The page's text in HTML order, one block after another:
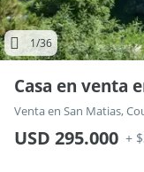
1/36
Casa en venta
Venta en San Matias,
USD 295.000 +